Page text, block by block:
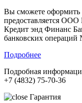
Вы сможете
предоставляется
Кредит энд Финанс
банковских операций
Подробнее
Подробная
+7 (4832) 75-70-36
Гарантия